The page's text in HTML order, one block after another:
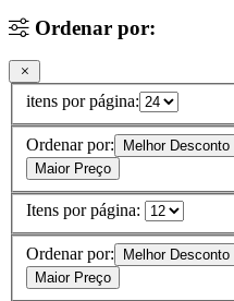
Ordenar por:
itens por página:
Ordenar por: Melhor Desconto
Maior Preço
Itens por página:
Ordenar por: Melhor Desconto
Maior Preço